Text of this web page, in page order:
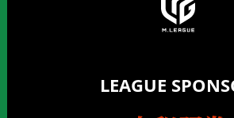
LEAGUE